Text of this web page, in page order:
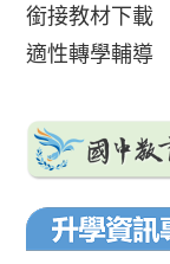
銜接教材下載
適性轉學輔導